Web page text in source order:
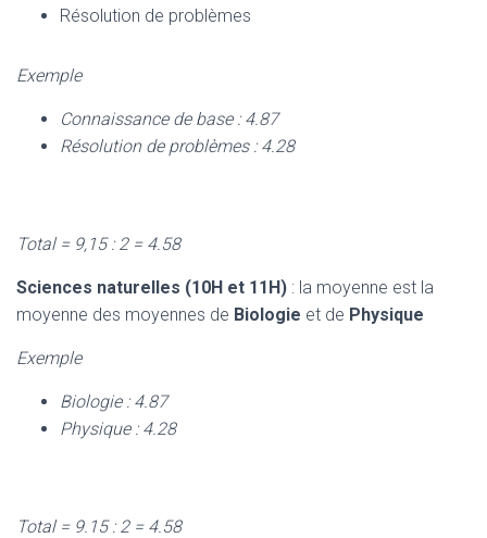
Résolution de problèmes
Exemple
Connaissance de base : 4.87
Résolution de problèmes : 4.28
Total = 9,15 : 2 = 4.58
Sciences naturelles (10H et 11H) : la moyenne est la
moyenne des moyennes de Biologie et de Physique
Exemple
Biologie : 4.87
Physique : 4.28
Total = 9.15 : 2 = 4.58